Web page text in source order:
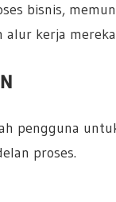
bisnis,
alur kerja
pengguna
proses.